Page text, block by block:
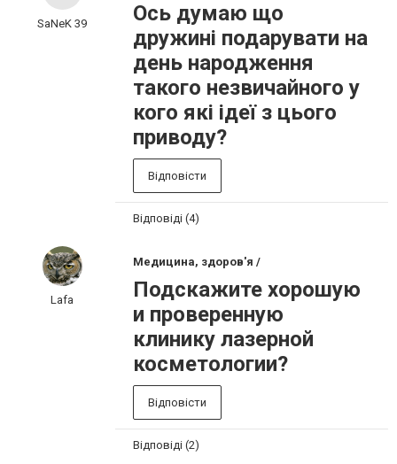
SaNeK 39
Ось думаю що
дружині подарувати на
день народження
такого незвичайного у
кого які ідеї з цього
приводу?
Відповісти
Відповіді (4)
Lafa
Медицина, здоров'я /
Подскажите хорошую
и проверенную
клинику лазерной
косметологии?
Відповісти
Відповіді (2)